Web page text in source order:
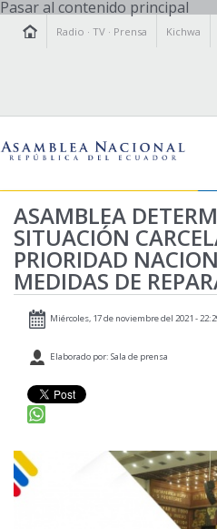
Pasar al contenido principal
Radio ·TV · Prensa Kichwa
LA ASAMBLEA
LEGISLAMOS
FISCALIZAMOS
TRANSPARENCIA
PARTICIPACIÓN
RELACIONES INTERNACIONALES
AGENDA
ASAMBLEA
SITUACIÓN
PRIORIDAD
MEDIDAS DE
Miércoles, 17 de noviembre del 2021 -
Elaborado por: Sala de prensa